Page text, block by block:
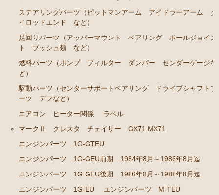
エンジンパーツ 1G-GZE
エンジンパーツ 1G-FE
エンジンパーツ 1G-E
エンジンパーツ（マウント 他）
ブレーキパーツ（マスターシリンダー リペアキッ
ーズシリンダー オーバーホールキット など）
アーム タイロッドエンド など）
足回りパーツ（ベアリング ボールジョイント ブッ
シュ類 など）
ステアリングパーツ（ピットマンアーム アイドラーアーム タ
イロッドエンド など）
足回りパーツ（アッパーマウント ベアリング ボールジョイン
ト ブッシュ類 など）
燃料パーツ（ポンプ フィルター ダンパー センダーゲージな
ど）
駆動パーツ（センターサポートベアリング ドライブシャフトブ
ーツ デフなど）
エアコン ヒーター関係
ラベル
マークⅡ クレスタ チェイサー GX71 MX71
エンジンパーツ 1G-GTEU
エンジンパーツ 1G-GEU前期 1984年8月～1986年8月迄
エンジンパーツ 1G-GEU後期 1986年8月～1988年8月迄
エンジンパーツ 1G-EU
エンジンパーツ M-TEU